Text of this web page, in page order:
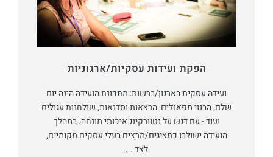
הפקת ועידות עסקיות/ארגוניות
ועידה עסקית בארגון/ברשות: מתכונת הועידה הינה יום
שלם, הבנוי מפאנלים, הרצאות וסדנאות, שולחנות עגולים
ועוד - עם דגש על נטוורקינג איכותי מונחה. במהלך
הועידה ישולבו כמציגים/מרצים בעלי עסקים מקומיים,
לצד ...